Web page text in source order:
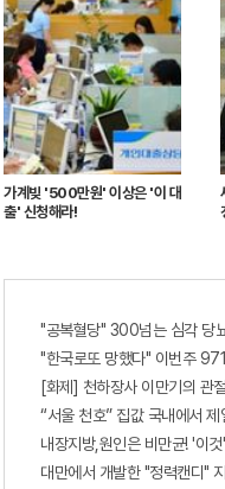
가계빚 '500만원' 이상은 '이 대
출' 신청해라!
"공복혈당" 300넘는 심각 당
"한국로또 망했다" 이번주
[화제] 천하장사 이만기의 관
“서울 천호” 집값 국내에서
내장지방,원인은 비만균! '이
대만에서 개발한 "정력캔디"